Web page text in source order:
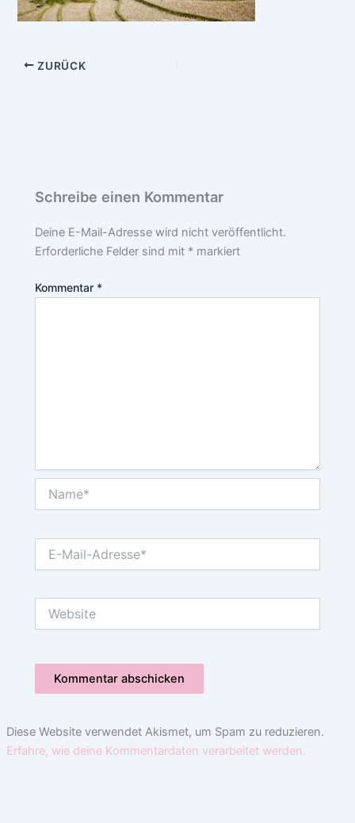
ZURÜCK
Schreibe einen Kommentar
Deine E-Mail-Adresse wird nicht veröffentlicht.
Erforderliche Felder sind mit * markiert
Kommentar *
Mail-
Diese Website verwendet Akismet, um Spam zu reduzieren.
Erfahre, wie deine Kommentardaten verarbeitet werden.